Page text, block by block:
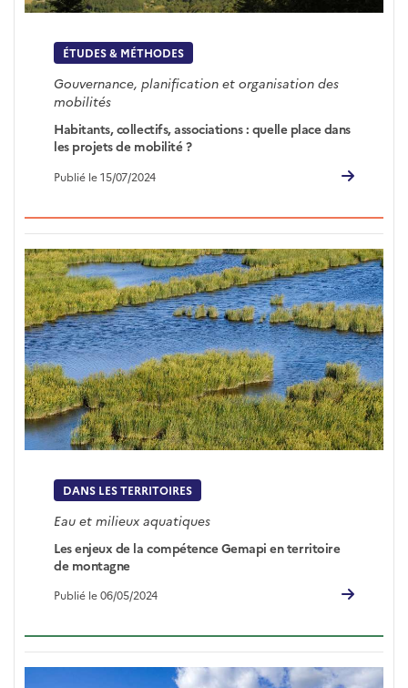
ÉTUDES & MÉTHODES
Gouvernance, planification et organisation des
mobilités
Habitants, collectifs, associations : quelle place dans
les projets de mobilité ?
Publié le 15/07/2024
DANS LES TERRITOIRES
Eau et milieux aquatiques
Les enjeux de la compétence Gemapi en territoire
de montagne
Publié le 06/05/2024